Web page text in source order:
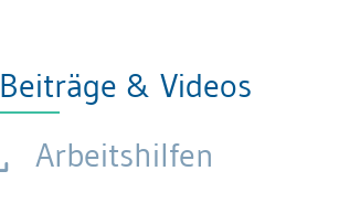
Beiträge & Videos
Arbeitshilfen